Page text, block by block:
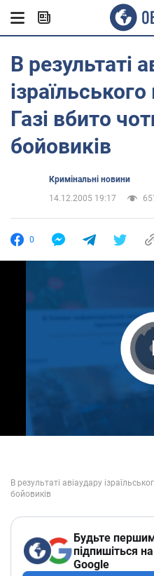
В результаті
Газі вбито
бойовиків
Кримінальні новини
14.12.2005 19:17
0
Будьте
підпишіться
Google